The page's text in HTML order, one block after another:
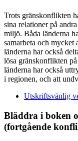
Trots gränskonflikten
sina relationer på
miljö. Båda länderna
samarbeta och mycket
länderna har också
lösa gränskonflikten
länderna har också
i regionen, och att
Utskriftsvänlig
Bläddra i boken
(fortgående